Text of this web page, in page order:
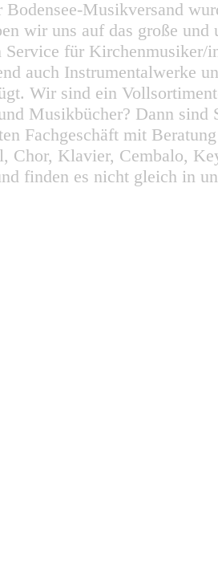
Musikversand
wir uns auf das große
Service für
auch Instrumentalwerke
Wir sind ein
Musikbücher? Dann
Fachgeschäft mit
Chor, Klavier, Cembalo,
finden es nicht gleich in